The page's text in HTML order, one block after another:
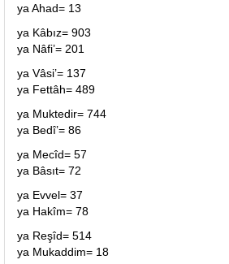
ya Ahad= 13
ya Kâbız= 903
ya Nâfi’= 201
ya Vâsi’= 137
ya Fettâh= 489
ya Muktedir= 744
ya Bedî’= 86
ya Mecîd= 57
ya Bâsıt= 72
ya Evvel= 37
ya Hakîm= 78
ya Reşîd= 514
ya Mukaddim= 18